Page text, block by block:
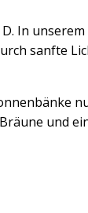
In unserem
sanfte
und